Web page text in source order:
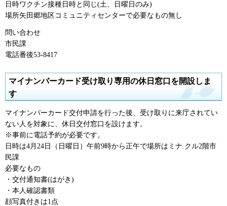
日時ワクチン接種日時と同じ(土、日曜日のみ)
場所矢田郷地区コミュニティセンターで必要なもの無し
問い合わせ
市民課
電話番後53-8417
マイナンバーカード受け取り専用の休日窓口を開設しま
す
マイナンバーカード交付申請を行った後、受け取りに来庁されてい
ない人を対象に、休日交付窓口を設けます。
※事前に電話予約が必要です。
日時は4月24日（日曜日）午前9時から正午で場所はミナ.クル2階市
民課
必要なもの
・交付通知書(はがき)
・本人確認書類
顔写真付きは1点